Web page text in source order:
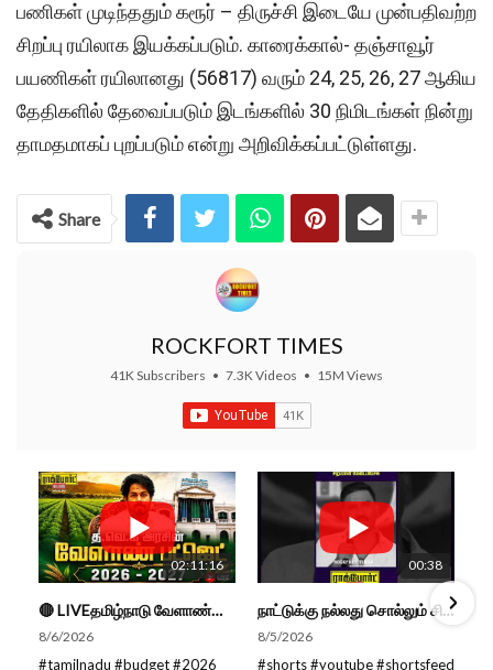
பணிகள் முடிந்ததும் கரூர் – திருச்சி இடையே முன்பதிவற்ற
சிறப்பு ரயிலாக இயக்கப்படும். காரைக்கால்- தஞ்சாவூர்
பயணிகள் ரயிலானது (56817) வரும் 24, 25, 26, 27 ஆகிய
தேதிகளில் தேவைப்படும் இடங்களில் 30 நிமிடங்கள் நின்று
தாமதமாகப் புறப்படும் என்று அறிவிக்கப்பட்டுள்ளது.
Share
ROCKFORT TIMES
41K Subscribers • 7.3K Videos • 15M Views
02:11:16
🔴 LIVEதமிழ்நாடு வேளாண்மை நிதிநிலை அறிக்கை - 2026-27 |TN Agriculture Budget #live #budget #video #cm
8/6/2026
#tamilnadu #budget #2026
00:38
நாட்டுக்கு நல்லது சொல்லும் சிறப்பான மேடைப்பேச்சு... #shorts #subscribe #video
8/5/2026
#shorts #youtube #shortsfeed